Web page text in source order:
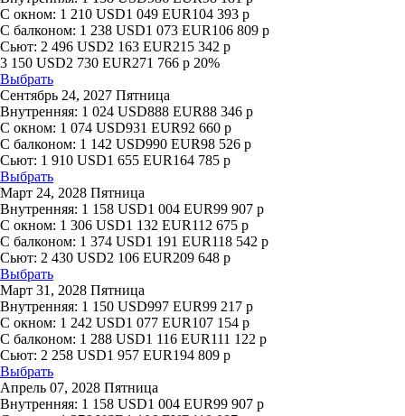
С окном: 1 210 USD1 049 EUR104 393 р
С балконом: 1 238 USD1 073 EUR106 809 р
Сьют: 2 496 USD2 163 EUR215 342 р
3 150 USD2 730 EUR271 766 р 20%
Выбрать
Сентябрь 24, 2027 Пятница
Внутренняя: 1 024 USD888 EUR88 346 р
С окном: 1 074 USD931 EUR92 660 р
С балконом: 1 142 USD990 EUR98 526 р
Сьют: 1 910 USD1 655 EUR164 785 р
Выбрать
Март 24, 2028 Пятница
Внутренняя: 1 158 USD1 004 EUR99 907 р
С окном: 1 306 USD1 132 EUR112 675 р
С балконом: 1 374 USD1 191 EUR118 542 р
Сьют: 2 430 USD2 106 EUR209 648 р
Выбрать
Март 31, 2028 Пятница
Внутренняя: 1 150 USD997 EUR99 217 р
С окном: 1 242 USD1 077 EUR107 154 р
С балконом: 1 288 USD1 116 EUR111 122 р
Сьют: 2 258 USD1 957 EUR194 809 р
Выбрать
Апрель 07, 2028 Пятница
Внутренняя: 1 158 USD1 004 EUR99 907 р